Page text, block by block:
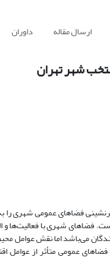
ارسال مقاله داوران
شهر تهران
فضاهای عمومی شهری را
فضاهای شهری با فعالیت‌ها و
می‌باشد اما نقش عوامل
عمومی متأثر از عوامل